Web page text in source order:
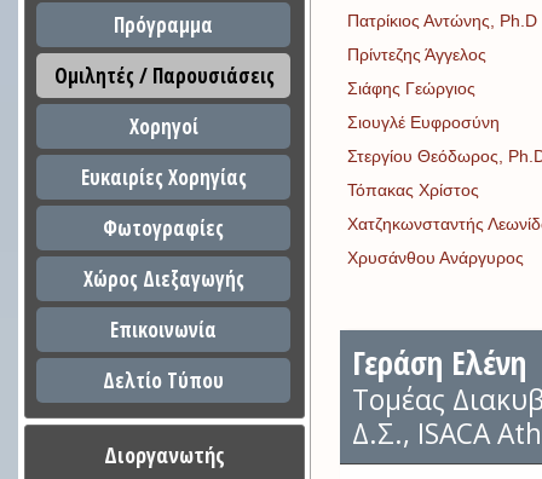
Πρόγραμμα
Ομιλητές / Παρουσιάσεις
Χορηγοί
Ευκαιρίες Χορηγίας
Φωτογραφίες
Χώρος Διεξαγωγής
Επικοινωνία
Δελτίο Τύπου
Διοργανωτής
Πατρίκιος Αντώνης, Ph.D
Πρίντεζης Άγγελος
Σιάφης Γεώργιος
Σιουγλέ Ευφροσύνη
Στεργίου Θεόδωρος,
Τόπακας Χρίστος
Χατζηκωνσταντής
Χρυσάνθου Ανάργυρος
Γεράση Ελένη
Τομέας
Δ.Σ., ISACA